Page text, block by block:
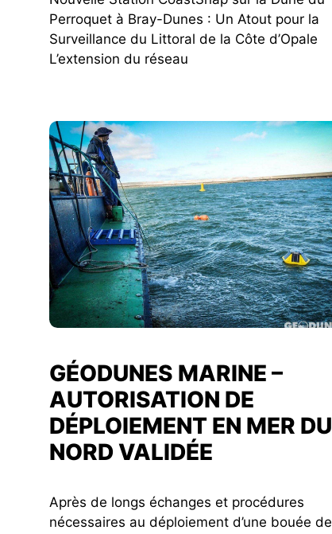
Perroquet à Bray-Dunes : Un Atout pour la
Surveillance du Littoral de la Côte d’Opale
L’extension du réseau
GÉODUNES MARINE –
AUTORISATION DE
DÉPLOIEMENT EN MER DU
NORD VALIDÉE
Après de longs échanges et procédures
nécessaires au déploiement d’une bouée de